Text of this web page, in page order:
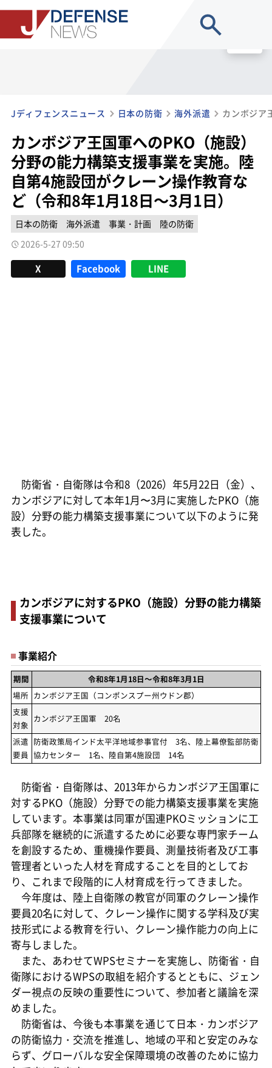
Jディフェンスニュース 日本の防衛 海外派遣
カンボジア王国軍へのPKO（施設）
分野の能力構築支援事業を実施。陸
自第4施設団がクレーン操作教育な
ど（令和8年1月18日～3月1日）
日本の防衛 海外派遣 事業・計画
陸の防衛
2026-5-27 09:50
X Facebook LINE
防衛省・自衛隊は令和8（2026）年5月22日（金）、
カンボジアに対して本年1月〜3月に実施したPKO（施
設）分野の能力構築支援事業について以下のように発
表した。
カンボジアに対するPKO（施設）分野の能力構築
支援事業について
事業紹介
期間
令和8年1月18日～令和8年3月1日
場所 カンボジア王国（コンポンスプー州ウドン郡）
支援
対象
カンボジア王国軍 20名
派遣
要員
防衛政策局インド太平洋地域参事官付 3名、陸上幕僚監部防衛
協力センター 1名、陸自第4施設団 14名
防衛省・自衛隊は、2013年からカンボジア王国軍に
対するPKO（施設）分野での能力構築支援事業を実施
しています。本事業は同軍が国連PKOミッションに工
兵部隊を継続的に派遣するために必要な専門家チーム
を創設するため、重機操作要員、測量技術者及び工事
管理者といった人材を育成することを目的としてお
り、これまで段階的に人材育成を行ってきました。
今年度は、陸上自衛隊の教官が同軍のクレーン操作
要員20名に対して、クレーン操作に関する学科及び実
技形式による教育を行い、クレーン操作能力の向上に
寄与しました。
また、あわせてWPSセミナーを実施し、防衛省・自
衛隊におけるWPSの取組を紹介するとともに、ジェン
ダー視点の反映の重要性について、参加者と議論を深
めました。
防衛省は、今後も本事業を通じて日本・カンボジア
の防衛協力・交流を推進し、地域の平和と安定のみな
らず、グローバルな安全保障環境の改善のために協力